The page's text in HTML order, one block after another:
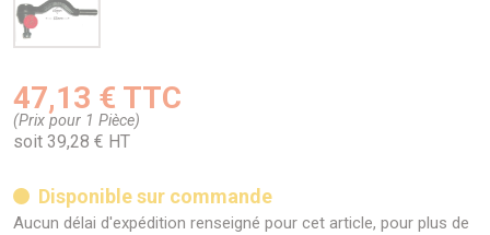
47,13 € TTC
(Prix pour 1 Pièce)
soit 39,28 € HT
Disponible sur commande
Aucun délai d'expédition renseigné pour cet article, pour plus de